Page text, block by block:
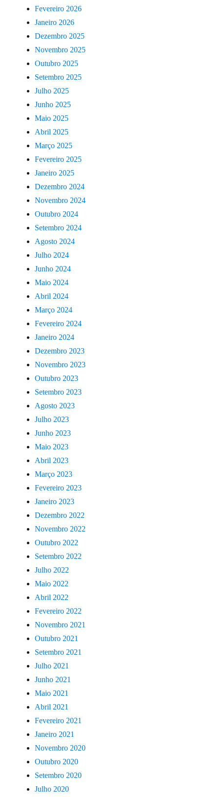
Fevereiro 2026
Janeiro 2026
Dezembro 2025
Novembro 2025
Outubro 2025
Setembro 2025
Julho 2025
Junho 2025
Maio 2025
Abril 2025
Março 2025
Fevereiro 2025
Janeiro 2025
Dezembro 2024
Novembro 2024
Outubro 2024
Setembro 2024
Agosto 2024
Julho 2024
Junho 2024
Maio 2024
Abril 2024
Março 2024
Fevereiro 2024
Janeiro 2024
Dezembro 2023
Novembro 2023
Outubro 2023
Setembro 2023
Agosto 2023
Julho 2023
Junho 2023
Maio 2023
Abril 2023
Março 2023
Fevereiro 2023
Janeiro 2023
Dezembro 2022
Novembro 2022
Outubro 2022
Setembro 2022
Julho 2022
Maio 2022
Abril 2022
Fevereiro 2022
Novembro 2021
Outubro 2021
Setembro 2021
Julho 2021
Junho 2021
Maio 2021
Abril 2021
Fevereiro 2021
Janeiro 2021
Novembro 2020
Outubro 2020
Setembro 2020
Julho 2020